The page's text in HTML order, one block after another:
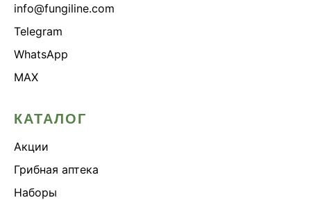
info@fungiline.com
Telegram
WhatsApp
MAX
КАТАЛОГ
Акции
Грибная аптека
Наборы